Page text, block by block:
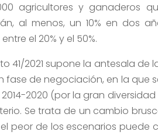
agricultores y ganaderos
al menos, un 10% en dos
el 20% y el 50%.
41/2021 supone la antesala
fase de negociación, en la que
2020 (por la gran
Se trata de un cambio
peor de los escenarios puede